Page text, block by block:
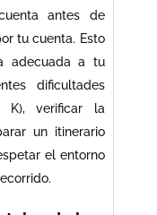
antes de
tu cuenta. Esto
adecuada a tu
dificultades
K), verificar la
un itinerario
el entorno